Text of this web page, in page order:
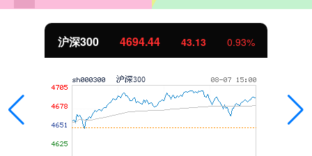
沪深300 4694.44 43.13 0.93%